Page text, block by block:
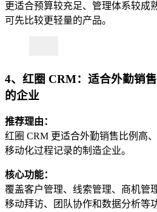
更适合预算较充足、管理体系较成
可先比较更轻量的产品。
4、红圈 CRM：适合外勤销
的企业
推荐理由：
红圈 CRM 更适合外勤销售比例高
移动化过程记录的制造企业。
核心功能：
覆盖客户管理、线索管理、商机管
移动拜访、团队协作和数据分析等